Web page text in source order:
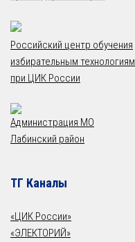
Российский центр обучения
избирательным технологиям
при ЦИК России
Администрация МО
Лабинский район
ТГ Каналы
«ЦИК России»
«ЭЛЕКТОРИЙ»